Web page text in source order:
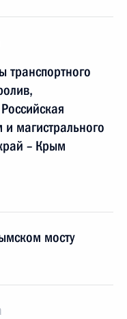
транспортного
магистрального
– Крым
мосту